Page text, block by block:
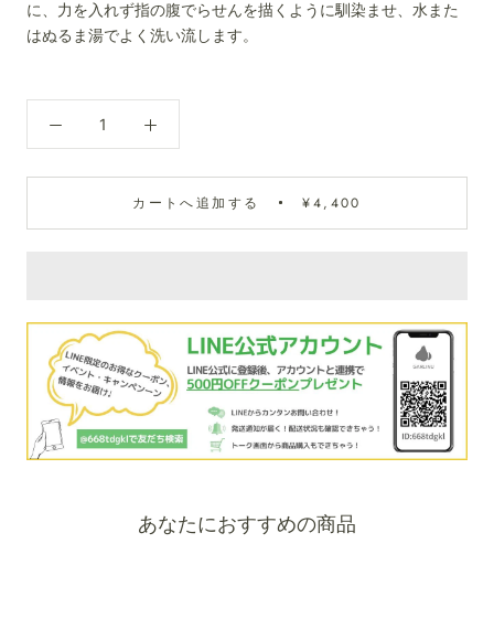
に、力を入れず指の腹でらせんを描くように馴染ませ、水また
はぬるま湯でよく洗い流します。
カートへ追加する ¥4,400
あなたにおすすめの商品